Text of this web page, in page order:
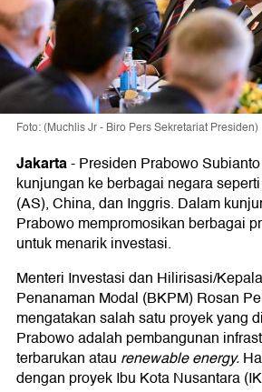
Foto: (Muchlis Jr - Biro Pers Sekretariat Presiden)
Jakarta-Presiden Prabowo
kunjungan ke berbagai negara
(AS), China, dan Inggris. Dalam
Prabowo mempromosikan berbagai
untuk menarik investasi.
Menteri Investasi dan Hilirisasi/
Penanaman Modal (BKPM) Rosan
mengatakan salah satu proyek yang
Prabowo adalah pembangunan
terbarukan atau renewable energy.
dengan proyek Ibu Kota Nusantara